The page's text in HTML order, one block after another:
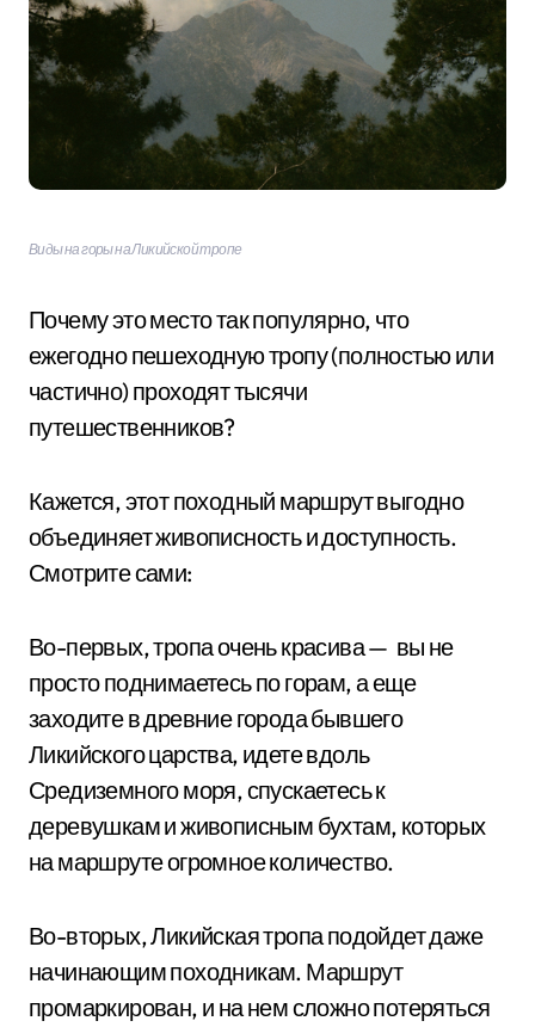
Виды на горы на Ликийской тропе
Почему это место так популярно, что
ежегодно пешеходную тропу (полностью или
частично) проходят тысячи
путешественников?
Кажется, этот походный маршрут выгодно
объединяет живописность и доступность.
Смотрите сами:
Во-первых, тропа очень красива — вы не
просто поднимаетесь по горам, а еще
заходите в древние города бывшего
Ликийского царства, идете вдоль
Средиземного моря, спускаетесь к
деревушкам и живописным бухтам, которых
на маршруте огромное количество.
Во-вторых, Ликийская тропа подойдет даже
начинающим походникам. Маршрут
промаркирован, и на нем сложно потеряться